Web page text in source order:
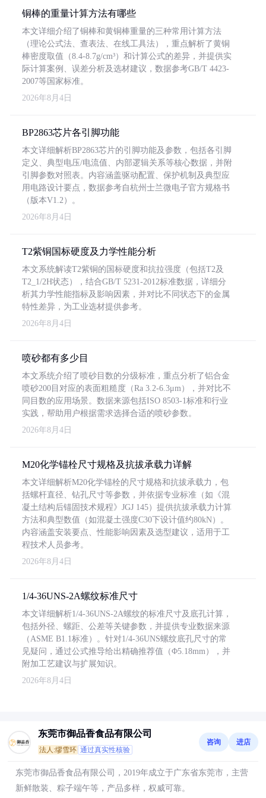
铜棒的重量计算方法有哪些
本文详细介绍了铜棒和黄铜棒重量的三种常用计算方法
（理论公式法、查表法、在线工具法），重点解析了黄铜
棒密度取值（8.4-8.7g/cm³）和计算公式的差异，并提供实
际计算案例、误差分析及选材建议，数据参考GB/T 4423-
2007等国家标准。
2026年8月4日
BP2863芯片各引脚功能
本文详细解析BP2863芯片的引脚功能及参数，包括各引脚
定义、典型电压/电流值、内部逻辑关系等核心数据，并附
引脚参数对照表。内容涵盖驱动配置、保护机制及典型应
用电路设计要点，数据参考自杭州士兰微电子官方规格书
（版本V1.2）。
2026年8月4日
T2紫铜国标硬度及力学性能分析
本文系统解读T2紫铜的国标硬度和抗拉强度（包括T2及
T2_1/2H状态），结合GB/T 5231-2012标准数据，详细分
析其力学性能指标及影响因素，并对比不同状态下的金属
特性差异，为工业选材提供参考。
2026年8月4日
喷砂都有多少目
本文系统介绍了喷砂目数的分级标准，重点分析了铝合金
喷砂200目对应的表面粗糙度（Ra 3.2-6.3μm），并对比不
同目数的应用场景。数据来源包括ISO 8503-1标准和行业
实践，帮助用户根据需求选择合适的喷砂参数。
2026年8月4日
M20化学锚栓尺寸规格及抗拔承载力详解
本文详细解析M20化学锚栓的尺寸规格和抗拔承载力，包
括螺杆直径、钻孔尺寸等参数，并依据专业标准（如《混
凝土结构后锚固技术规程》JGJ 145）提供抗拔承载力计算
方法和典型数值（如混凝土强度C30下设计值约80kN）。
内容涵盖安装要点、性能影响因素及选型建议，适用于工
程技术人员参考。
2026年8月4日
1/4-36UNS-2A螺纹标准尺寸
本文详细解析1/4-36UNS-2A螺纹的标准尺寸及底孔计算，
包括外径、螺距、公差等关键参数，并提供专业数据来源
（ASME B1.1标准）。针对1/4-36UNS螺纹底孔尺寸的常
见疑问，通过公式推导给出精确推荐值（Φ5.18mm），并
附加工艺建议与扩展知识。
2026年8月4日
东莞市御品香食品有限公司
法人:缪雪环 通过真实性核验
咨询 进店
东莞市御品香食品有限公司，2019年成立于广东省东莞市，主营
新鲜散装、粽子端午等，产品多样，权威可靠。